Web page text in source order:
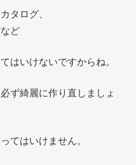
タログ、
ど
はいけないですからね。
ず綺麗に作り直しましょ
はいけません。